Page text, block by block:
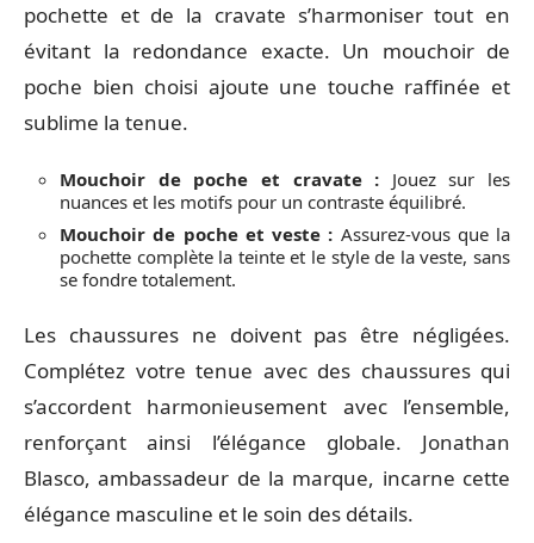
pochette et de la cravate s’harmoniser tout en
évitant la redondance exacte. Un mouchoir de
poche bien choisi ajoute une touche raffinée et
sublime la tenue.
Mouchoir de poche et cravate : Jouez sur les
nuances et les motifs pour un contraste équilibré.
Mouchoir de poche et veste : Assurez-vous que la
pochette complète la teinte et le style de la veste, sans
se fondre totalement.
Les chaussures ne doivent pas être négligées.
Complétez votre tenue avec des chaussures qui
s’accordent harmonieusement avec l’ensemble,
renforçant ainsi l’élégance globale. Jonathan
Blasco, ambassadeur de la marque, incarne cette
élégance masculine et le soin des détails.